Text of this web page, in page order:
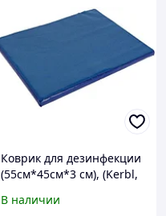
Коврик для дезинфекции
(55см*45см*3 см), (Kerbl,
В наличии